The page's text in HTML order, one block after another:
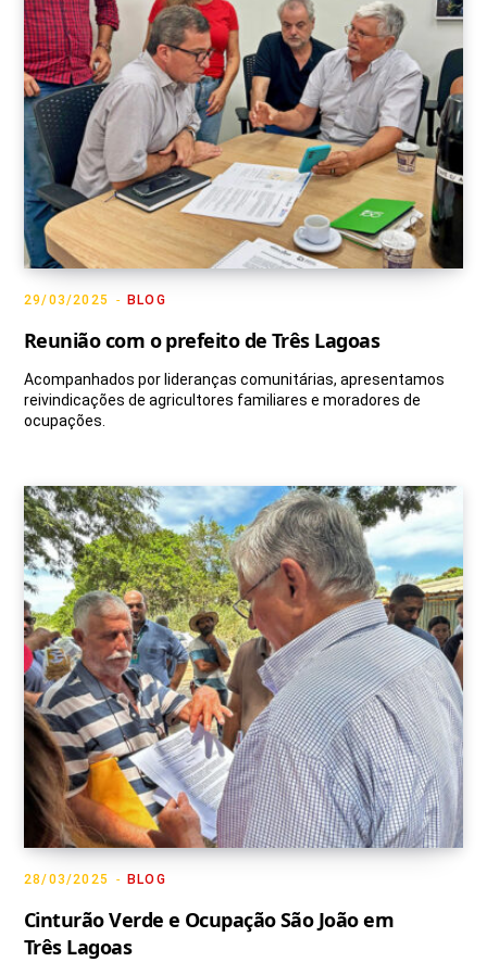
BLOG
29/03/2025
Reunião com o prefeito de Três Lagoas
Acompanhados por lideranças comunitárias, apresentamos
reivindicações de agricultores familiares e moradores de
ocupações.
BLOG
28/03/2025
Cinturão Verde e Ocupação São João em
Três Lagoas